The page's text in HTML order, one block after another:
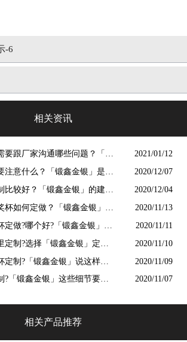
-6
相关资讯
要跟厂家沟通哪些问题？「锻
2021/01/12
注意什么？「锻鑫金银」是这
2020/12/07
比较好？「锻鑫金银」的建议
2020/12/04
杯如何定做？「锻鑫金银」好
2020/11/13
定做?哪个好?「锻鑫金银」这
2020/11/11
定制?选择「锻鑫金银」定制
2020/11/10
定制?「锻鑫金银」说这样定
2020/11/09
?「锻鑫金银」这些细节要注
2020/11/07
相关产品推荐